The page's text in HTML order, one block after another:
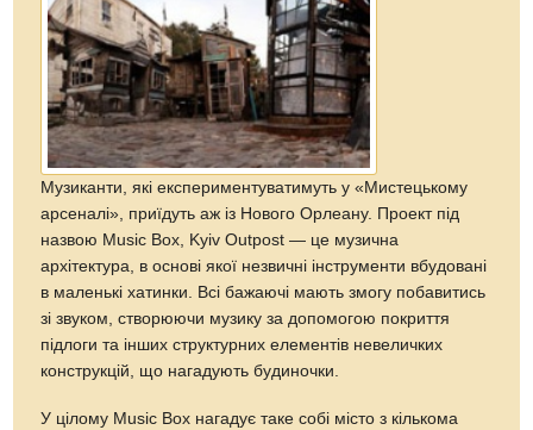
Музиканти, які експериментуватимуть у «Мистецькому
арсеналі», приїдуть аж iз Нового Орлеану. Проект під
назвою Music Box, Kyiv Outpost — це музична
архітектура, в основі якої незвичні інструменти вбудовані
в маленькі хатинки. Всі бажаючі мають змогу побавитись
зі звуком, створюючи музику за допомогою покриття
підлоги та інших структурних елементів невеличких
конструкцій, що нагадують будиночки.
У цілому Music Box нагадує таке собі місто з кількома